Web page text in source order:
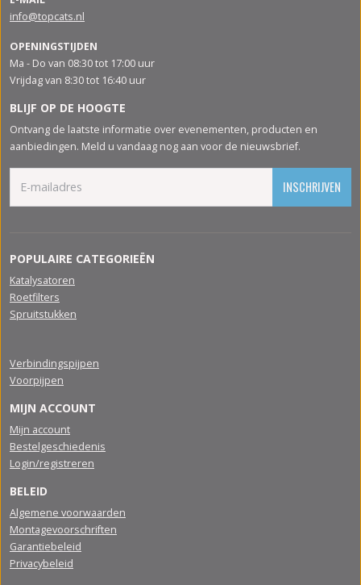
info@topcats.nl
OPENINGSTIJDEN
Ma - Do van 08:30 tot 17:00 uur
Vrijdag van 8:30 tot 16:40 uur
BLIJF OP DE HOOGTE
Ontvang de laatste informatie over evenementen, producten en
aanbiedingen. Meld u vandaag nog aan voor de nieuwsbrief.
INSCHRIJVEN
POPULAIRE CATEGORIEËN
Katalysatoren
Roetfilters
Spruitstukken
Verbindingspijpen
Voorpijpen
MIJN ACCOUNT
Mijn account
Bestelgeschiedenis
Login/registreren
BELEID
Algemene voorwaarden
Montagevoorschriften
Garantiebeleid
Privacybeleid